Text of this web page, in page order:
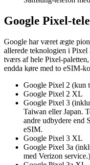
Google Pixel-
Google har været ægte
allerede teknologien i Pixel
tværs af hele Pixel-
endda køre med to eSIM-
Google Pixel 2 (kun
Google Pixel 2 XL
Google Pixel 3
Taiwan eller Japan.
andre udbydere end
eSIM.
Google Pixel 3 XL
Google Pixel 3a
med Verizon service.)